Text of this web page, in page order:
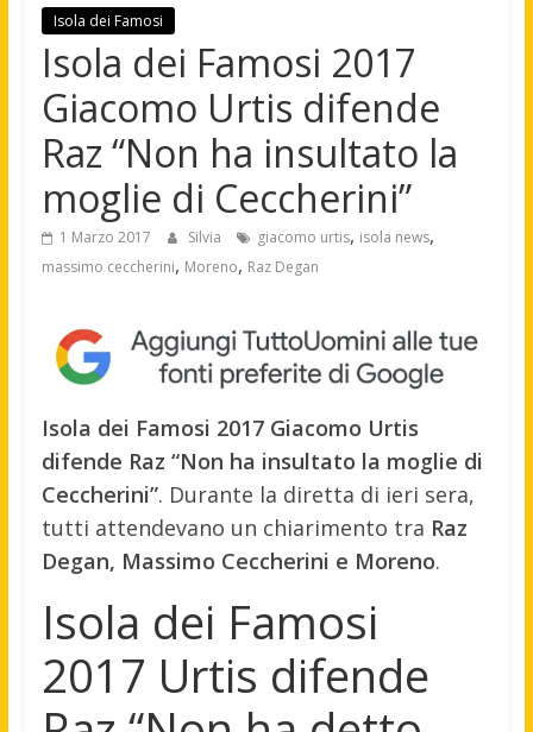
Isola dei Famosi
Isola dei Famosi 2017
Giacomo Urtis difende
Raz “Non ha insultato la
moglie di Ceccherini”
1 Marzo 2017 Silvia giacomo urtis, isola news,
massimo ceccherini, Moreno, Raz Degan
Isola dei Famosi 2017 Giacomo Urtis
difende Raz “Non ha insultato la moglie di
Ceccherini”. Durante la diretta di ieri sera,
tutti attendevano un chiarimento tra Raz
Degan, Massimo Ceccherini e Moreno.
Isola dei Famosi
2017 Urtis difende